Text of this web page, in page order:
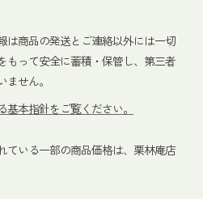
は商品の発送とご連絡以外には一切
もって安全に蓄積・保管し、第三者
せん。
本指針をご覧ください。
ている一部の商品価格は、栗林庵店